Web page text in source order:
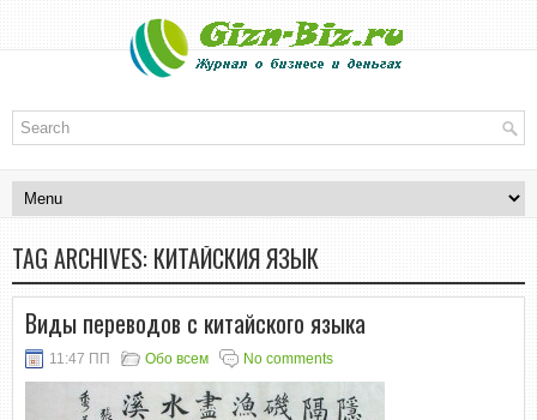
TAG ARCHIVES: КИТАЙСКИЯ ЯЗЫК
Виды переводов с китайского языка
11:47 ПП Обо всем No comments